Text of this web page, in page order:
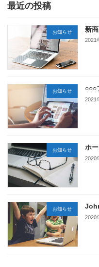
最近の投稿
お知らせ 新
2021
お知らせ ○○○
2021
お知らせ ホ
2020
お知らせ
2020